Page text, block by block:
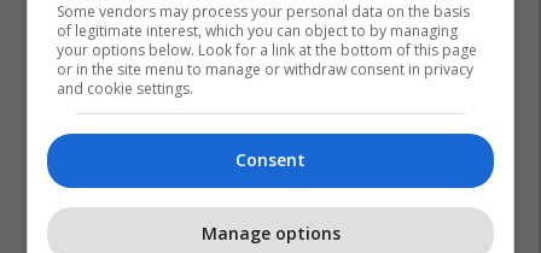
Some vendors may process your personal data on the basis
of legitimate interest, which you can object to by managing
your options below. Look for a link at the bottom of this page
or in the site menu to manage or withdraw consent in privacy
and cookie settings.
Consent
Manage options